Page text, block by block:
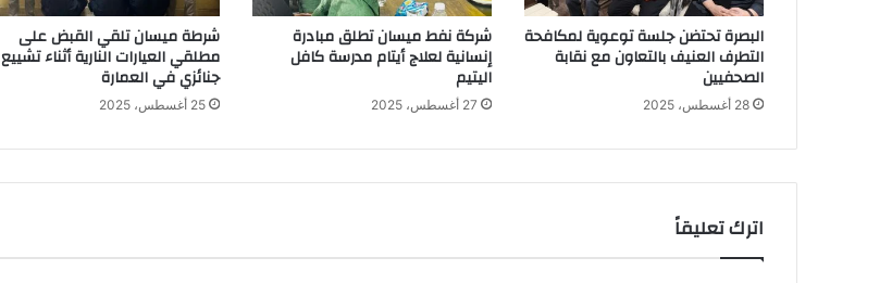
البصرة تحتضن جلسة توعوية لمكافحة
التطرف العنيف بالتعاون مع نقابة
الصحفيين
28 أغسطس، 2025
شركة نفط ميسان تطلق مبادرة
إنسانية لعلاج أيتام مدرسة كافل
اليتيم
27 أغسطس، 2025
شرطة ميسان تلقي القبض على
مطلقي العيارات النارية أثناء تشييع
جنائزي في العمارة
25 أغسطس، 2025
اترك تعليقاً